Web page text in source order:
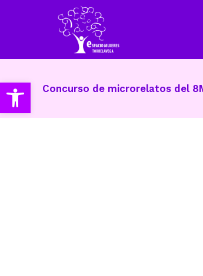
Abrir barra de herramientas
Concurso de microrelatos del